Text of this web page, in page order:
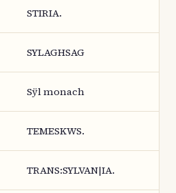
STIRIA.
SYLAGHSAG
Sÿl monach
TEMESKWS.
TRANS:SYLVAN|IA.